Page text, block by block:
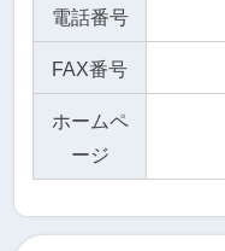
電話番号
FAX番号
ホームペ
ージ